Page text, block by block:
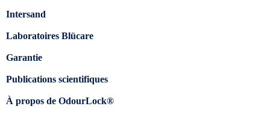
Intersand
Laboratoires Blücare
Garantie
Publications scientifiques
À propos de OdourLock®